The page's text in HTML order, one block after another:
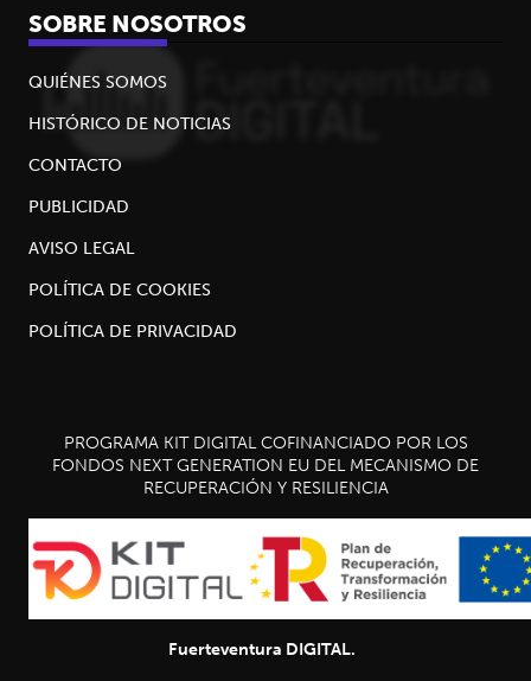
SOBRE NOSOTROS
QUIÉNES SOMOS
HISTÓRICO DE NOTICIAS
CONTACTO
PUBLICIDAD
AVISO LEGAL
POLÍTICA DE COOKIES
POLÍTICA DE PRIVACIDAD
PROGRAMA KIT DIGITAL COFINANCIADO POR LOS
FONDOS NEXT GENERATION EU DEL MECANISMO DE
RECUPERACIÓN Y RESILIENCIA
Fuerteventura DIGITAL.